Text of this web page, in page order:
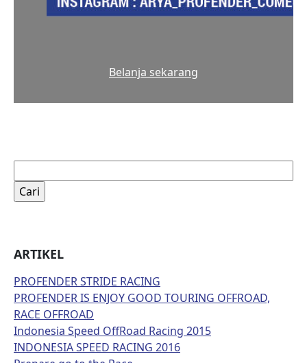
Belanja sekarang
untuk:
ARTIKEL
PROFENDER STRIDE RACING
PROFENDER IS ENJOY GOOD TOURING OFFROAD,
RACE OFFROAD
Indonesia Speed OffRoad Racing 2015
INDONESIA SPEED RACING 2016